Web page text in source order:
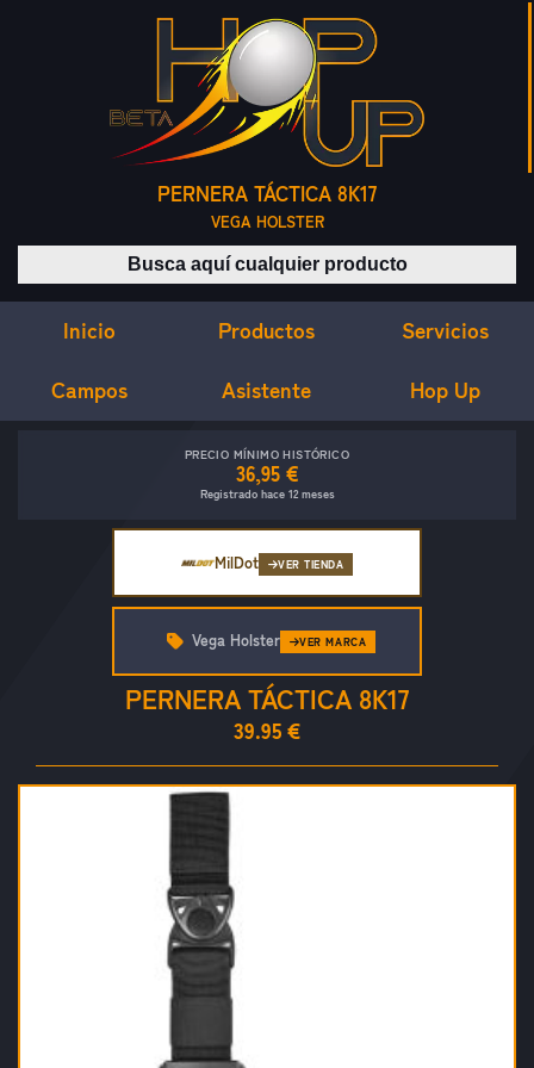
PERNERA TÁCTICA 8K17
VEGA HOLSTER
Buscar productos
Inicio Productos Servicios
Campos Asistente Hop Up
PRECIO MÍNIMO HISTÓRICO
36,95 €
Registrado hace 12 meses
MilDot VER TIENDA
PERNERA TÁCTICA 8K17
39.95 €
Vega Holster VER MARCA